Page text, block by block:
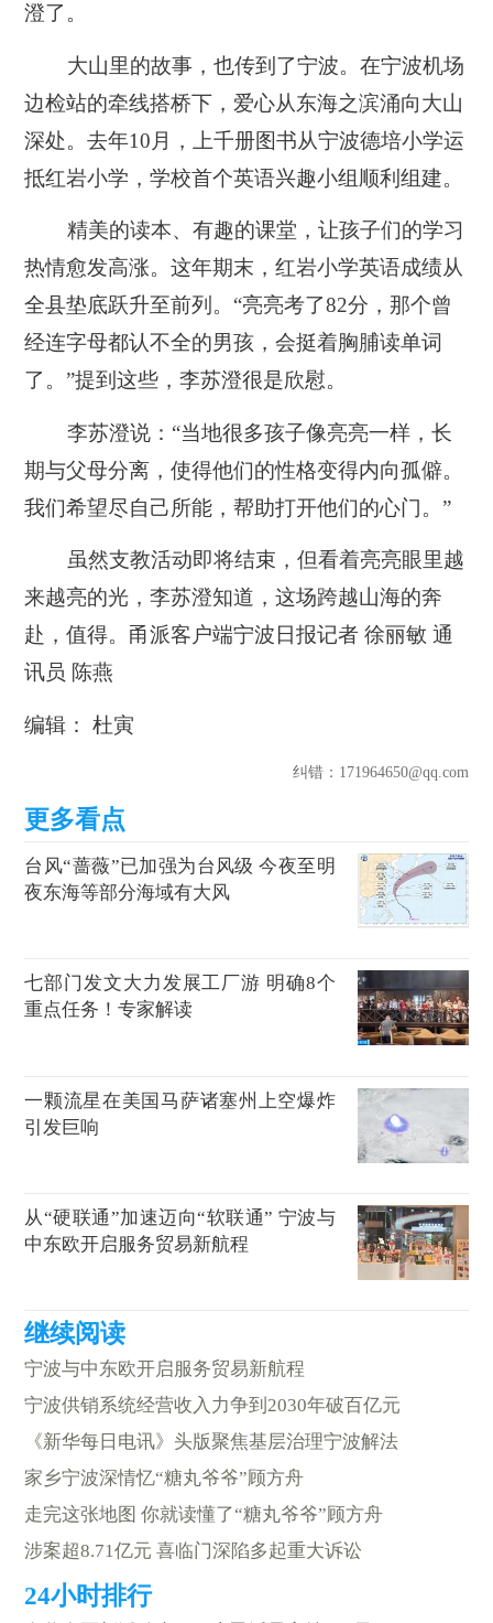
澄了。
大山里的故事，也传到了宁波。在宁波机场
边检站的牵线搭桥下，爱心从东海之滨涌向大山
深处。去年10月，上千册图书从宁波德培小学运
抵红岩小学，学校首个英语兴趣小组顺利组建。
精美的读本、有趣的课堂，让孩子们的学习
热情愈发高涨。这年期末，红岩小学英语成绩从
全县垫底跃升至前列。“亮亮考了82分，那个曾
经连字母都认不全的男孩，会挺着胸脯读单词
了。”提到这些，李苏澄很是欣慰。
李苏澄说：“当地很多孩子像亮亮一样，长
期与父母分离，使得他们的性格变得内向孤僻。
我们希望尽自己所能，帮助打开他们的心门。”
虽然支教活动即将结束，但看着亮亮眼里越
来越亮的光，李苏澄知道，这场跨越山海的奔
赴，值得。甬派客户端宁波日报记者 徐丽敏 通
讯员 陈燕
编辑： 杜寅
纠错：171964650@qq.com
台风“蔷薇”已加强为台风级 今夜至明
夜东海等部分海域有大风
七部门发文大力发展工厂游 明确8个
重点任务！专家解读
一颗流星在美国马萨诸塞州上空爆炸
引发巨响
从“硬联通”加速迈向“软联通” 宁波与
中东欧开启服务贸易新航程
宁波与中东欧开启服务贸易新航程
宁波供销系统经营收入力争到2030年破百亿元
《新华每日电讯》头版聚焦基层治理宁波解法
家乡宁波深情忆“糖丸爷爷”顾方舟
走完这张地图 你就读懂了“糖丸爷爷”顾方舟
涉案超8.71亿元 喜临门深陷多起重大诉讼